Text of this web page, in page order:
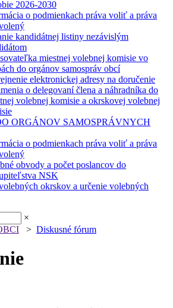
2026-2030
o podmienkach práva voliť a práva
kandidátnej listiny nezávislým
miestnej volebnej komisie vo
do orgánov samospráv obcí
elektronickej adresy na doručenie
o delegovaní člena a náhradníka do
volebnej komisie a okrskovej volebnej
ORGÁNOV SAMOSPRÁVNYCH
o podmienkach práva voliť a práva
obvody a počet poslancov do
NSK
okrskov a určenie volebných
×
> Diskusné fórum